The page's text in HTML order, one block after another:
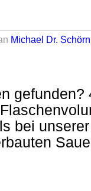
Michael Dr.
bei